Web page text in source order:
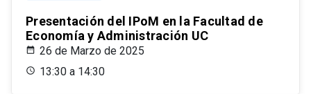
Presentación del IPoM en la Facultad de
Economía y Administración UC
26 de Marzo de 2025
13:30 a 14:30